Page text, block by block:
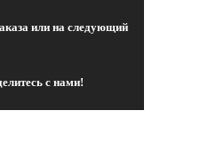
или на следующий
с нами!